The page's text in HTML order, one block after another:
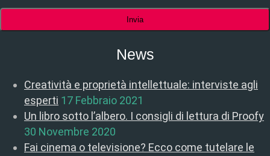
News
Creatività e proprietà intellettuale: interviste agli
esperti 17 Febbraio 2021
Un libro sotto l’albero. I consigli di lettura di Proofy
30 Novembre 2020
Fai cinema o televisione? Ecco come tutelare le